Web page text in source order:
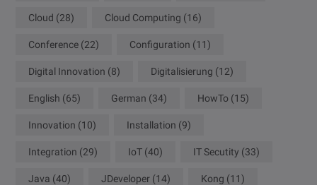
Cloud (28) Cloud Computing (16)
Conference (22) Configuration (11)
Digital Innovation (8) Digitalisierung (12)
English (65) German (34) HowTo (15)
Innovation (10) Installation (9)
Integration (29) IoT (40) IT Secutity (33)
Java (40) JDeveloper (14) Kong (11)